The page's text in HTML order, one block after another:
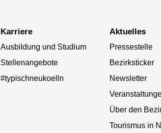
Karriere
Ausbildung und Studium
Stellenangebote
#typischneukoelln
Aktuelles
Pressestelle
Bezirksticker
Newsletter
Über den
Tourismus in